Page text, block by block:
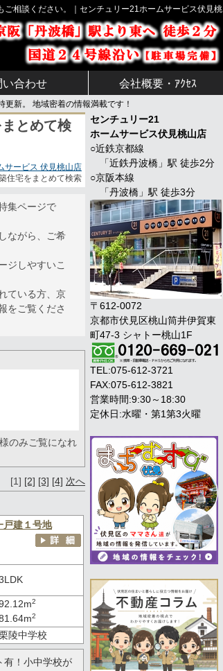
相談ください。｜センチュリー21ホームサービス伏見桃
い合わせ 会社概要・ｱｸｾｽ
新。 地域密着の情報満載です！
とめて検
サービス 伏見桃山店
住宅をまとめて検索
集ページで
ながら、ご希
ジしやすいこ
ている方、京
をご覧くださ
のみご覧になれ
[1] [2] [3] [4] 次へ
戸建１号地
2
2
陵中学校
有！小中学校が
センチュリー21
ホームサービス伏見桃山店
○近鉄京都線
「近鉄丹波橋 」駅 徒歩2分
○京阪本線
「丹波橋 」駅 徒歩3分
〒612-0072
京都市伏見区桃山筒井伊賀東
町47-3 シャトー桃山1F
TEL:075-612-3721
FAX:075-612-3821
営業時間:9:30～18:30
定休日:水曜・第1第3火曜